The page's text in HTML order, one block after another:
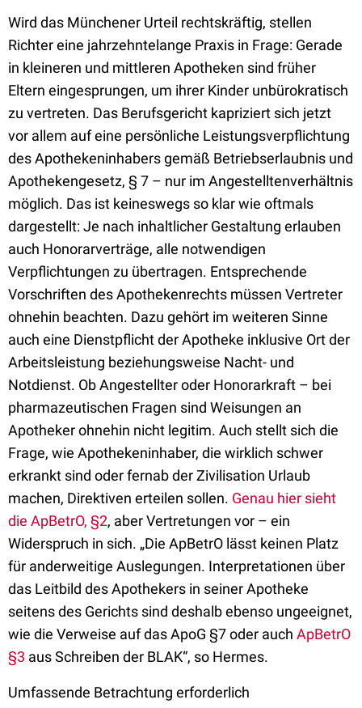
Wird das Münchener Urteil rechtskräftig, stellen
Richter eine jahrzehntelange Praxis in Frage: Gerade
in kleineren und mittleren Apotheken sind früher
Eltern eingesprungen, um ihrer Kinder unbürokratisch
zu vertreten. Das Berufsgericht kapriziert sich jetzt
vor allem auf eine persönliche Leistungsverpflichtung
des Apothekeninhabers gemäß Betriebserlaubnis und
Apothekengesetz, § 7 – nur im Angestelltenverhältnis
möglich. Das ist keineswegs so klar wie oftmals
dargestellt: Je nach inhaltlicher Gestaltung erlauben
auch Honorarverträge, alle notwendigen
Verpflichtungen zu übertragen. Entsprechende
Vorschriften des Apothekenrechts müssen Vertreter
ohnehin beachten. Dazu gehört im weiteren Sinne
auch eine Dienstpflicht der Apotheke inklusive Ort der
Arbeitsleistung beziehungsweise Nacht- und
Notdienst. Ob Angestellter oder Honorarkraft – bei
pharmazeutischen Fragen sind Weisungen an
Apotheker ohnehin nicht legitim. Auch stellt sich die
Frage, wie Apothekeninhaber, die wirklich schwer
erkrankt sind oder fernab der Zivilisation Urlaub
machen, Direktiven erteilen sollen. Genau hier sieht
die ApBetrO, §2, aber Vertretungen vor – ein
Widerspruch in sich. „Die ApBetrO lässt keinen Platz
für anderweitige Auslegungen. Interpretationen über
das Leitbild des Apothekers in seiner Apotheke
seitens des Gerichts sind deshalb ebenso ungeeignet,
wie die Verweise auf das ApoG §7 oder auch ApBetrO
§3 aus Schreiben der BLAK“, so Hermes.
Umfassende Betrachtung erforderlich